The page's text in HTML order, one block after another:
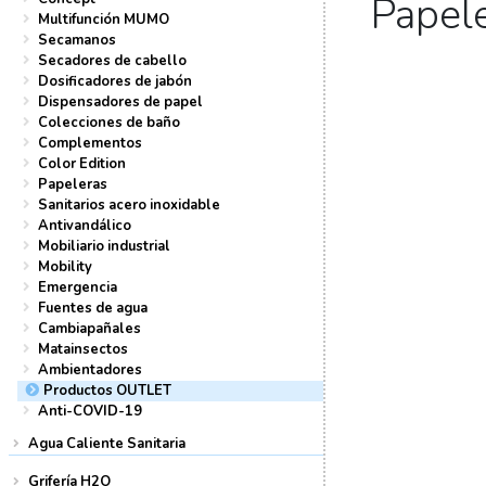
Multifunción MUMO
Secamanos
Secadores de cabello
Dosificadores de jabón
Dispensadores de papel
Colecciones de baño
Complementos
Color Edition
Papeleras
Sanitarios acero inoxidable
Antivandálico
Mobiliario industrial
Mobility
Emergencia
Fuentes de agua
Cambiapañales
Matainsectos
Ambientadores
Productos OUTLET
Anti-COVID-19
Agua Caliente Sanitaria
Grifería H2O